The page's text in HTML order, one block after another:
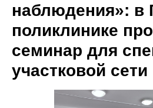
наблюдения»: в
поликлинике
семинар для
участковой сети